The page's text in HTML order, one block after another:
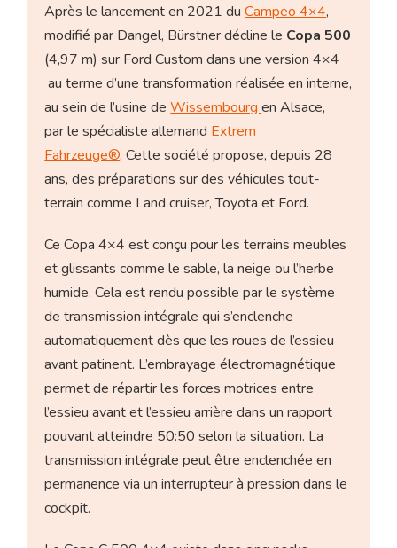
Après le lancement en 2021 duCampeo 4×4,
modifié par Dangel, Bürstner décline le Copa 500
(4,97 m) sur Ford Custom dans une version 4×4
au terme d’une transformation réalisée en interne,
au sein de l’usine deWissembourgen Alsace,
par le spécialiste allemand Extrem
Fahrzeuge®. Cette société propose, depuis 28
ans, des préparations sur des véhicules tout-
terrain comme Land cruiser, Toyota et Ford.
Ce Copa 4×4 est conçu pour les terrains meubles
et glissants comme le sable, la neige ou l’herbe
humide. Cela est rendu possible par le système
de transmission intégrale qui s’enclenche
automatiquement dès que les roues de l’essieu
avant patinent. L’embrayage électromagnétique
permet de répartir les forces motrices entre
l’essieu avant et l’essieu arrière dans un rapport
pouvant atteindre 50:50 selon la situation. La
transmission intégrale peut être enclenchée en
permanence via un interrupteur à pression dans le
cockpit.